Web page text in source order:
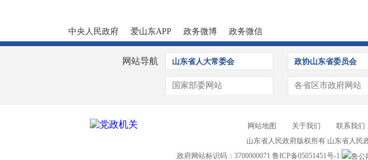
中央人民政府 爱山东APP 政务微博 政务微信
网站导航 山东省人大常委会 政协山东省委员会
国家部委网站 各省区市政府网站
网站地图 关于我们 联系我们
山东省人民政府版权所有 山东省人民
政府网站标识码：3700000071 鲁ICP备05051451号-1